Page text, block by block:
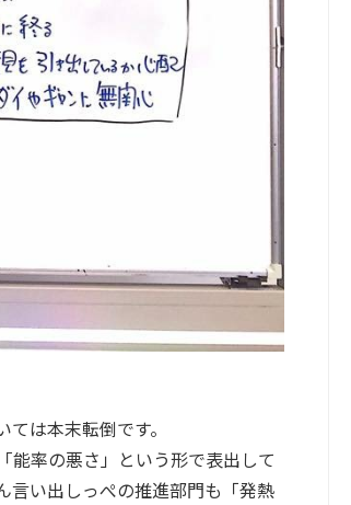
は本末転倒です。
能率の悪さ」という形で表出して
言い出しっぺの推進部門も「発熱